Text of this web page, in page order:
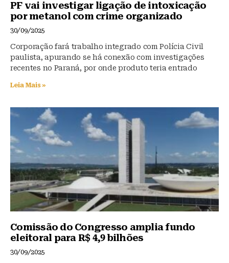
PF vai investigar ligação de intoxicação
por metanol com crime organizado
30/09/2025
Corporação fará trabalho integrado com Polícia Civil
paulista, apurando se há conexão com investigações
recentes no Paraná, por onde produto teria entrado
Leia Mais »
Comissão do Congresso amplia fundo
eleitoral para R$ 4,9 bilhões
30/09/2025